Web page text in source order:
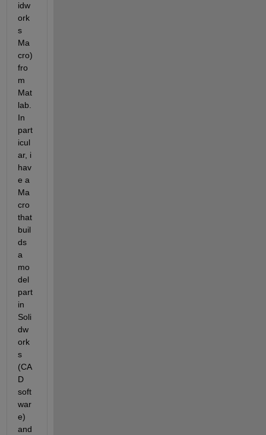
idw
ork
s
Ma
cro)
fro
m
Mat
lab.
In
part
icul
ar, i
hav
e a
Ma
cro
that
buil
ds
a
mo
del
part
in
Soli
dw
ork
s
(CA
D
soft
war
e)
and